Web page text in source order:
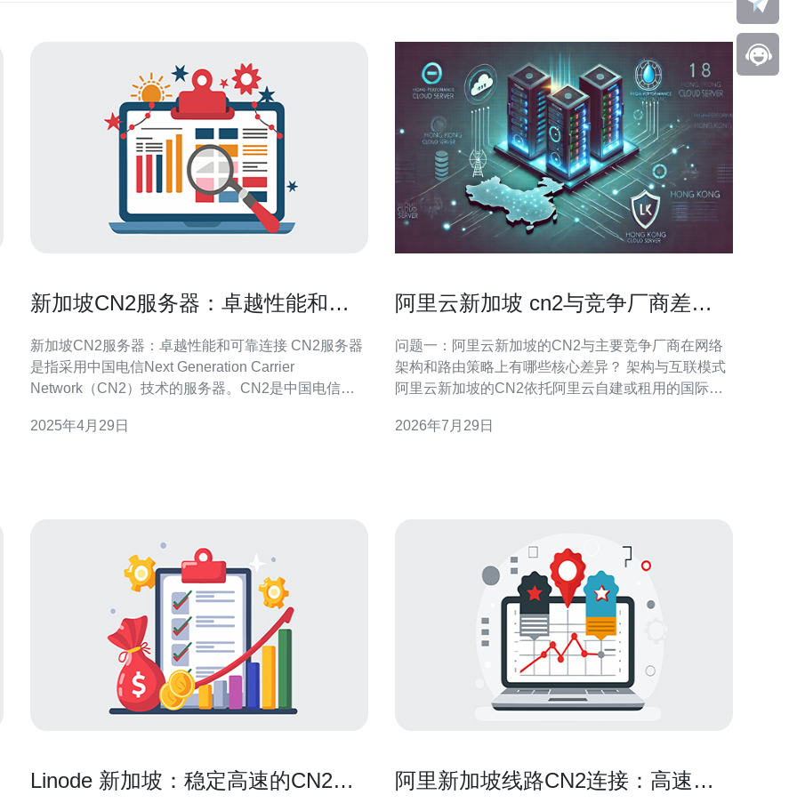
新加坡CN2服务器：卓越性能和可
新加坡CN2服务器：卓越性能和可靠连接 CN2服务器
是指采用中国电信Next Generation Carrier
Network（CN2）技术的服务器。CN2是中国电信提
案。CN2服务器通常位于全球各地，以提供优质的网
2025年4月29日
阿里云新加坡 cn2与竞争厂商差异
问题一：阿里云新加坡的CN2与主要竞争厂商在网络
架构和路由策略上有哪些核心差异？ 架构与互联模式
阿里云新加坡的CN2依托阿里云自建或租用的国际骨
新加坡到中国/东南亚之间使用更短跃点和更高质量的
2026年7月29日
Linode 新加坡：稳定高速的CN2网
阿里新加坡线路CN2连接：高速稳